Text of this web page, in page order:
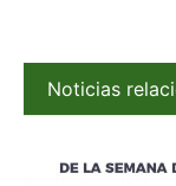
Noticias